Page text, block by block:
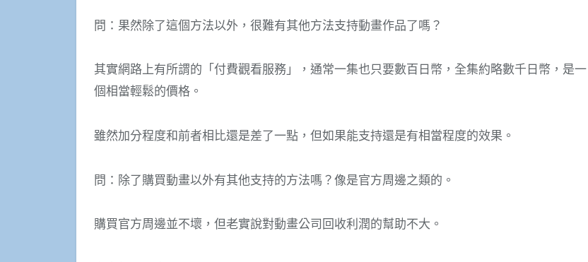
問：果然除了這個方法以外，很難有其他方法支持動畫作品了嗎？
其實網路上有所謂的「付費觀看服務」，通常一集也只要數百日幣，全集約略數千日幣，是一
個相當輕鬆的價格。
雖然加分程度和前者相比還是差了一點，但如果能支持還是有相當程度的效果。
問：除了購買動畫以外有其他支持的方法嗎？像是官方周邊之類的。
購買官方周邊並不壞，但老實說對動畫公司回收利潤的幫助不大。